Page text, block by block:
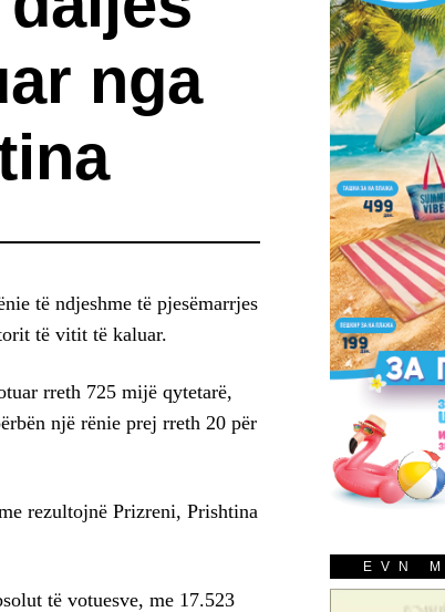
nga
të ndjeshme të pjesëmarrjes
të vitit të kaluar.
rreth 725 mijë qytetarë,
një rënie prej rreth 20 për
rezultojnë Prizreni, Prishtina
të votuesve, me 17.523
EVN